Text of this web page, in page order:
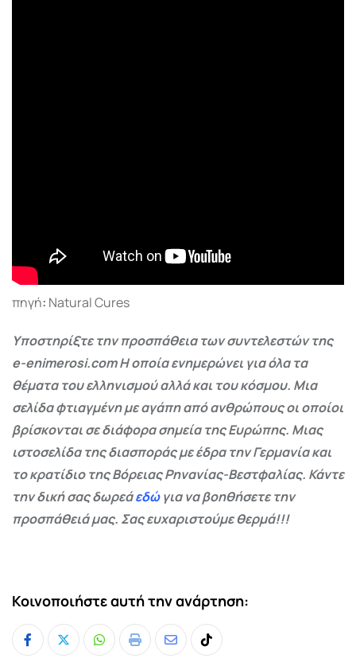
πηγή: Natural Cures
Υποστηρίξτε την προσπάθεια των συντελεστών της
e-enimerosi.com Η οποία ενημερώνει για όλα τα
θέματα του ελληνισμού αλλά και του κόσμου. Μια
σελίδα φτιαγμένη με αγάπη από ανθρώπους οι οποίοι
βρίσκονται σε διάφορα σημεία της Ευρώπης. Μιας
ιστοσελίδα της διασποράς με έδρα την Γερμανία και
το κρατίδιο της Βόρειας Ρηνανίας-Βεστφαλίας. Κάντε
την δική σας δωρεάεδώγια να βοηθήσετε την
προσπάθειά μας. Σας ευχαριστούμε θερμά!!!
Κοινοποιήστε αυτή την ανάρτηση:
Whatsapp
Print
ShareTiktok